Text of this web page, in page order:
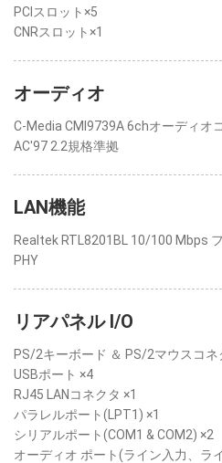
PCIスロット×5
CNRスロット×1
オーディオ
C-Media CMI9739A 6chオーディオ
AC'97 2.2規格準拠
LAN機能
Realtek RTL8201BL 10/100 Mbps
PHY
リアパネル I/O
PS/2キーボード ＆ PS/2マウスコネ
USBポート ×4
RJ45 LANコネクタ ×1
パラレルポート(LPT1) ×1
シリアルポート(COM1 & COM2) ×2
オーディオ ポート(ライン入力、ラ